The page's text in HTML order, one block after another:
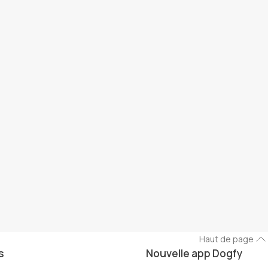
Haut de page
Nouvelle app Dogfy